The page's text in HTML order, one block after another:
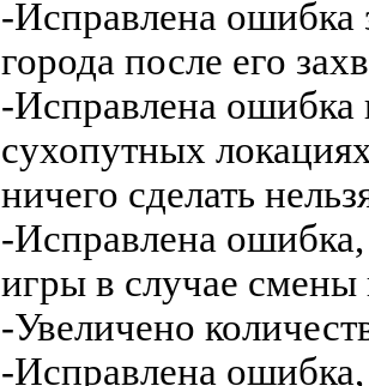
-Исправлена ошибка
города после его
-Исправлена
сухопутных
ничего сделать
-Исправлена
игры в случае смены
-Увеличено
-Исправлена